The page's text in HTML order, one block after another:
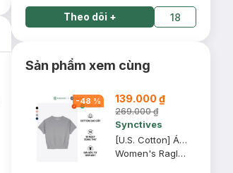
Theo dõi + 18
Sản phẩm xem cùng
-48 % 139.000 ₫
269.000 ₫
Synctives
[U.S. Cotton] Áo Croptop Nữ Synctives Tay Raglan, Xám, S - CWTS0012
Women's Raglan Cropped T-shirt